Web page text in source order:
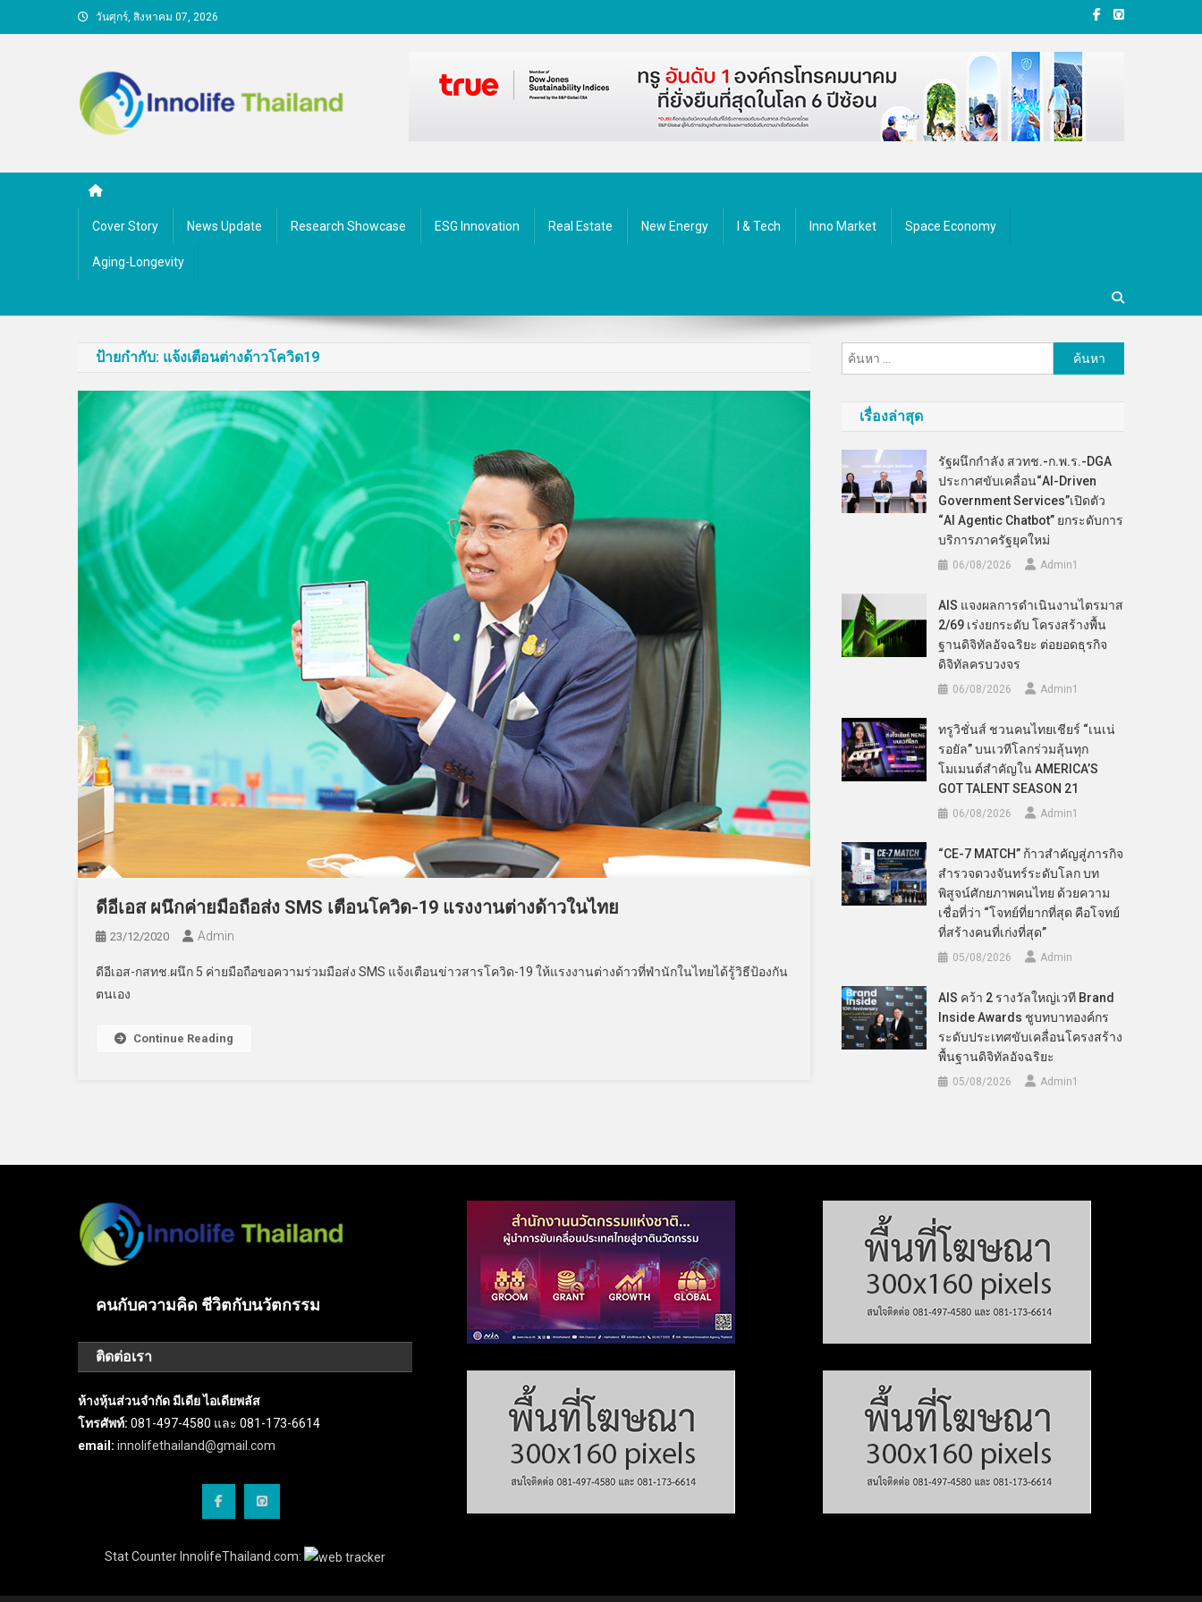
to
วันศุกร์, สิงหาคม 07, 2026
Cover Story News Update Research Showcase ESG Innovation Real Estate New Energy I & Tech Inno Market Space Economy
Aging-Longevity
ป้ายกำกับ: แจ้งเตือนต่างด้าวโควิด19
ดีอีเอส ผนึกค่ายมือถือส่ง SMS เตือนโควิด-19 แรงงานต่างด้าวในไทย
23/12/2020 Admin
ดีอีเอส-กสทช.ผนึก 5 ค่ายมือถือขอความร่วมมือส่ง SMS แจ้งเตือนข่าวสารโควิด-19 ให้แรงงานต่างด้าวที่พำนักในไทยได้รู้วิธีป้องกัน
ตนเอง
Continue Reading
ค้นหา
สำหรับ:
เรื่องล่าสุด
รัฐผนึกกำลัง สวทช.-ก.พ.ร.-DGA
ประกาศขับเคลื่อน“AI-Driven
Government Services”เปิดตัว
“AI Agentic Chatbot” ยกระดับการ
บริการภาครัฐยุคใหม่
06/08/2026 Admin​1
AIS แจงผลการดำเนินงานไตรมาส
2/69 เร่งยกระดับ โครงสร้างพื้น
ฐานดิจิทัลอัจฉริยะ ต่อยอดธุรกิจ
ดิจิทัลครบวงจร
06/08/2026 Admin​1
ทรูวิชั่นส์ ชวนคนไทยเชียร์ “เนเน่
รอยัล” บนเวทีโลกร่วมลุ้นทุก
โมเมนต์สำคัญใน AMERICA’S
GOT TALENT SEASON 21
06/08/2026 Admin​1
“CE-7 MATCH” ก้าวสำคัญสู่ภารกิจ
สำรวจดวงจันทร์ระดับโลก บท
พิสูจน์ศักยภาพคนไทย ด้วยความ
เชื่อที่ว่า “โจทย์ที่ยากที่สุด คือโจทย์
ที่สร้างคนที่เก่งที่สุด”
05/08/2026 Admin
AIS คว้า 2 รางวัลใหญ่เวที Brand
Inside Awards ชูบทบาทองค์กร
ระดับประเทศขับเคลื่อนโครงสร้าง
พื้นฐานดิจิทัลอัจฉริยะ
05/08/2026 Admin​1
คนกับความคิด ชีวิตกับนวัตกรรม
ติดต่อเรา
ห้างหุ้นส่วนจำกัด มีเดีย ไอเดียพลัส
โทรศัพท์: 081-497-4580 และ 081-173-6614
email: innolifethailand@gmail.com
Stat Counter InnolifeThailand.com: